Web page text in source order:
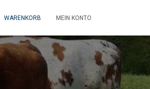
WARENKORB MEIN KONTO